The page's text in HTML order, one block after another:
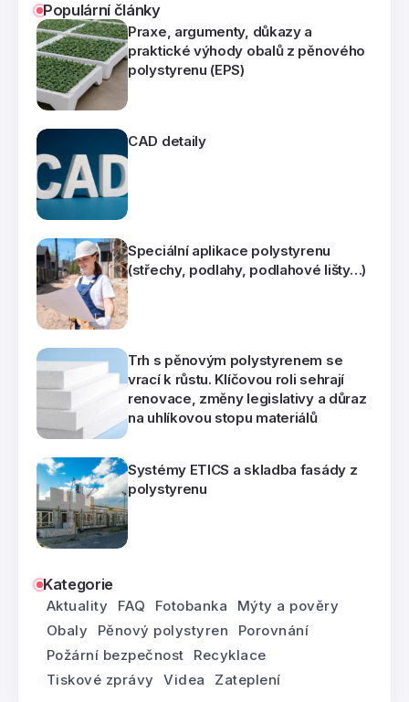
Populární články
Praxe, argumenty, důkazy a
praktické výhody obalů z pěnového
polystyrenu (EPS)
CAD detaily
Speciální aplikace polystyrenu
(střechy, podlahy, podlahové lišty…)
Trh s pěnovým polystyrenem se
vrací k růstu. Klíčovou roli sehrají
renovace, změny legislativy a důraz
na uhlíkovou stopu materiálů
Systémy ETICS a skladba fasády z
polystyrenu
Kategorie
Aktuality FAQ Fotobanka
Mýty a pověry
Obaly
Pěnový polystyren
Porovnání
Požární bezpečnost
Recyklace
Tiskové zprávy
Videa Zateplení